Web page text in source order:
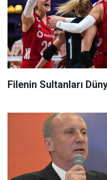
Filenin Sultanları